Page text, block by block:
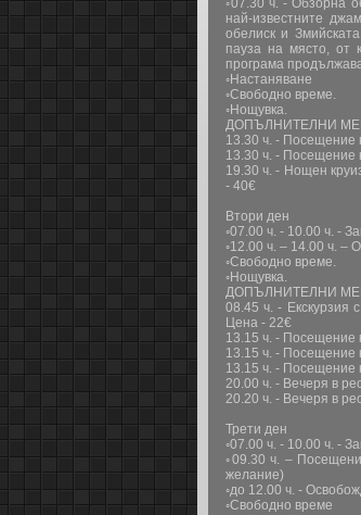
◦07.30 ч. - Обзорна
най-известните
обелиск и
пауза на място, от
програма
◦Настаняване
◦Свободно време.
◦Нощувка.
ДОПЪЛНИТЕЛНИ
13.30 ч. - Посещение
13.30 ч. - Посещение
19.30 ч. - Нощен
- 40€
Втори ден
◦07.00 ч. - 10.00 ч. -
◦12.00 ч. – 14.00 ч. –
◦Свободно време.
◦Нощувка.
ДОПЪЛНИТЕЛНИ
08.45 ч. -
Цена - 22€
13.15 ч. - Посещение
13.15 ч. - Посещение
13.15 ч. - Посещение
20.00 ч. - Вечеря в
20.20 ч. - Вечеря в
Трети ден
◦07.00 ч. - 10.00 ч. -
◦09.30 ч. –
желание)
◦до 12.00 ч. -
◦Свободно време